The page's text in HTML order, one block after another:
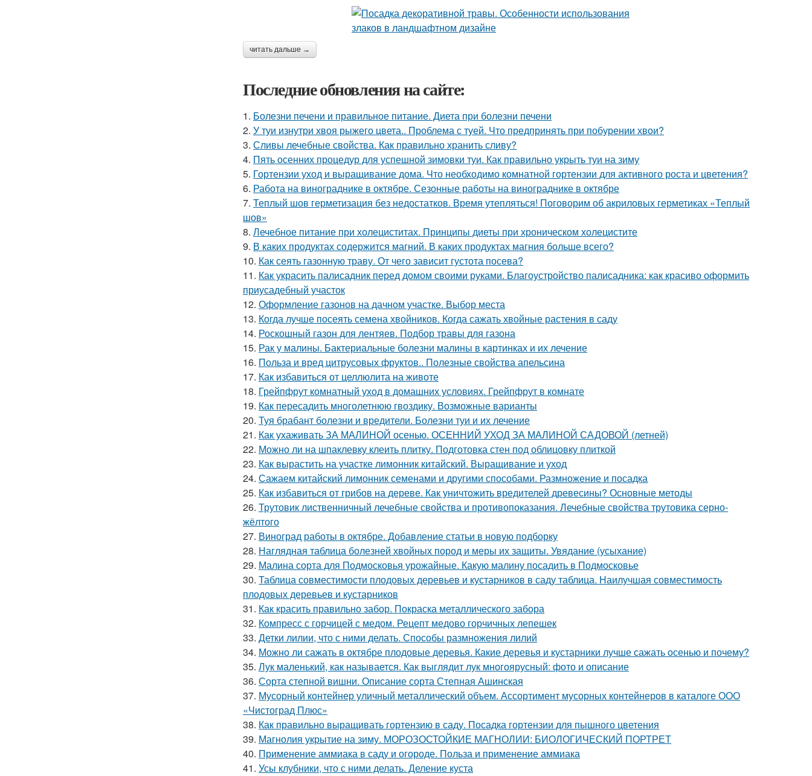
читать дальше →
Последние обновления на сайте:
1. Болезни печени и правильное питание. Диета при болезни печени
2. У туи изнутри хвоя рыжего цвета.. Проблема с туей. Что предпринять при побурении хвои?
3. Сливы лечебные свойства. Как правильно хранить сливу?
4. Пять осенних процедур для успешной зимовки туи. Как правильно укрыть туи на зиму
5. Гортензии уход и выращивание дома. Что необходимо комнатной гортензии для активного роста и цветения?
6. Работа на винограднике в октябре. Сезонные работы на винограднике в октябре
7. Теплый шов герметизация без недостатков. Время утепляться! Поговорим об акриловых герметиках «Теплый
шов»
8. Лечебное питание при холециститах. Принципы диеты при хроническом холецистите
9. В каких продуктах содержится магний. В каких продуктах магния больше всего?
10. Как сеять газонную траву. От чего зависит густота посева?
11. Как украсить палисадник перед домом своими руками. Благоустройство палисадника: как красиво оформить
приусадебный участок
12. Оформление газонов на дачном участке. Выбор места
13. Когда лучше посеять семена хвойников. Когда сажать хвойные растения в саду
14. Роскошный газон для лентяев. Подбор травы для газона
15. Рак у малины. Бактериальные болезни малины в картинках и их лечение
16. Польза и вред цитрусовых фруктов.. Полезные свойства апельсина
17. Как избавиться от целлюлита на животе
18. Грейпфрут комнатный уход в домашних условиях. Грейпфрут в комнате
19. Как пересадить многолетнюю гвоздику. Возможные варианты
20. Туя брабант болезни и вредители. Болезни туи и их лечение
21. Как ухаживать ЗА МАЛИНОЙ осенью. ОСЕННИЙ УХОД ЗА МАЛИНОЙ САДОВОЙ (летней)
22. Можно ли на шпаклевку клеить плитку. Подготовка стен под облицовку плиткой
23. Как вырастить на участке лимонник китайский. Выращивание и уход
24. Сажаем китайский лимонник семенами и другими способами. Размножение и посадка
25. Как избавиться от грибов на дереве. Как уничтожить вредителей древесины? Основные методы
26. Трутовик лиственничный лечебные свойства и противопоказания. Лечебные свойства трутовика серно-
жёлтого
27. Виноград работы в октябре. Добавление статьи в новую подборку
28. Наглядная таблица болезней хвойных пород и меры их защиты. Увядание (усыхание)
29. Малина сорта для Подмосковья урожайные. Какую малину посадить в Подмосковье
30. Таблица совместимости плодовых деревьев и кустарников в саду таблица. Наилучшая совместимость
плодовых деревьев и кустарников
31. Как красить правильно забор. Покраска металлического забора
32. Компресс с горчицей с медом. Рецепт медово горчичных лепешек
33. Детки лилии, что с ними делать. Способы размножения лилий
34. Можно ли сажать в октябре плодовые деревья. Какие деревья и кустарники лучше сажать осенью и почему?
35. Лук маленький, как называется. Как выглядит лук многоярусный: фото и описание
36. Сорта степной вишни. Описание сорта Степная Ашинская
37. Мусорный контейнер уличный металлический объем. Ассортимент мусорных контейнеров в каталоге ООО
«Чистоград Плюс»
38. Как правильно выращивать гортензию в саду. Посадка гортензии для пышного цветения
39. Магнолия укрытие на зиму. МОРОЗОСТОЙКИЕ МАГНОЛИИ: БИОЛОГИЧЕСКИЙ ПОРТРЕТ
40. Применение аммиака в саду и огороде. Польза и применение аммиака
41. Усы клубники, что с ними делать. Деление куста